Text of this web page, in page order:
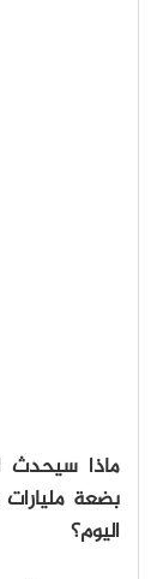
ماذا
بضعة
اليوم؟